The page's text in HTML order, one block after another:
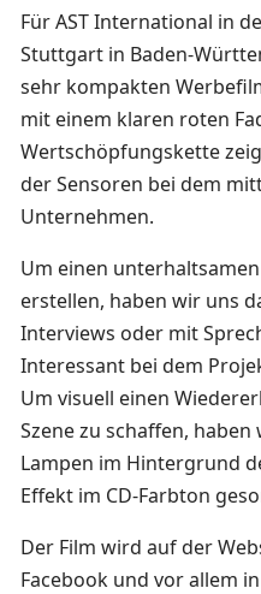
Für AST International in
Stuttgart in Baden-
sehr kompakten
mit einem klaren roten
Wertschöpfungskette
der Sensoren bei dem
Unternehmen.
Um einen
erstellen, haben wir uns
Interviews oder mit
Interessant bei dem
Um visuell einen
Szene zu schaffen,
Lampen im Hintergrund
Effekt im CD-Farbton
Der Film wird auf der
Facebook und vor allem